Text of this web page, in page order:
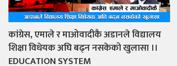
कांग्रेस, एमाले र माओवादीकै अडानले विद्यालय
शिक्षा विधेयक अघि बढ्न नसकेको खुलासा ।।
EDUCATION SYSTEM